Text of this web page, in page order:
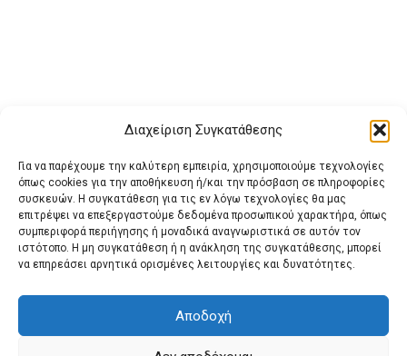
Διαχείριση Συγκατάθεσης
Για να παρέχουμε την καλύτερη εμπειρία, χρησιμοποιούμε τεχνολογίες
όπως cookies για την αποθήκευση ή/και την πρόσβαση σε πληροφορίες
συσκευών. Η συγκατάθεση για τις εν λόγω τεχνολογίες θα μας
επιτρέψει να επεξεργαστούμε δεδομένα προσωπικού χαρακτήρα, όπως
συμπεριφορά περιήγησης ή μοναδικά αναγνωριστικά σε αυτόν τον
ιστότοπο. Η μη συγκατάθεση ή η ανάκληση της συγκατάθεσης, μπορεί
να επηρεάσει αρνητικά ορισμένες λειτουργίες και δυνατότητες.
Αποδοχή
Buy Adspace ΑΡΧΙΚΗ ΕΠΙΚΟΙΝΩΝΙΑ
ΟΡΟΙ ΧΡΗΣΗΣ